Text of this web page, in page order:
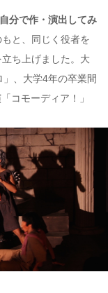
自分で作・演出してみ
と、同じく役者を
ち上げました。大
、大学4年の卒業間
コモーディア！」